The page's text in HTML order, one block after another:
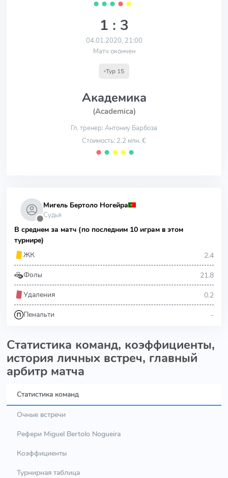
⬤ ⬤ ⬤ ⬤ ⬤
1 : 3
04.01.2020, 21:00
Матч окончен
Тур 15
Академика
(Academica)
Гл. тренер: Антониу Барбоза
Стоимость: 2.2 млн. €
⬤ ⬤ ⬤ ⬤ ⬤
⬤
Мигель Бертоло Ногейра
Судья
В среднем за матч (по последним 10 играм в этом
турнире)
ЖК
2.4
Фолы 21.8
Удаления 0.2
Пенальти -
Статистика команд, коэффициенты,
история личных встреч, главный
арбитр матча
Статистика команд
Очные встречи
Рефери Miguel Bertolo Nogueira
Коэффициенты
Турнирная таблица